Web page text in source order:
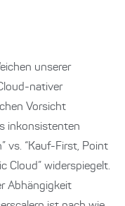
unserer
nativer
Vorsicht
inkonsistenten
vs. “Kauf-First, Point
Cloud” widerspiegelt.
Abhängigkeit